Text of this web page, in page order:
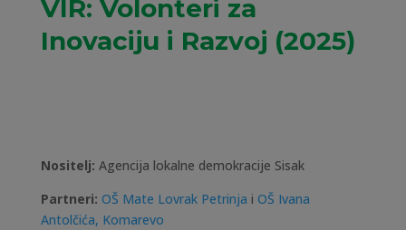
VIR: Volonteri za
Inovaciju i Razvoj (2025)
Nositelj: Agencija lokalne demokracije Sisak
Partneri: OŠ Mate Lovrak Petrinja i OŠ Ivana
Antolčića, Komarevo